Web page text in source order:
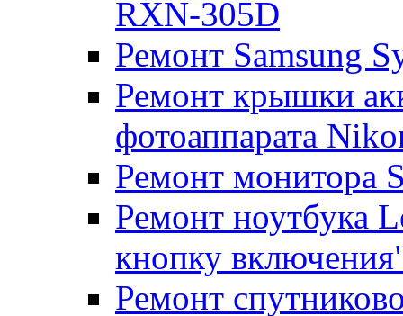
RXN-305D
Ремонт Samsung
Ремонт крышки
фотоаппарата
Ремонт монитора
Ремонт ноутбука
кнопку
Ремонт